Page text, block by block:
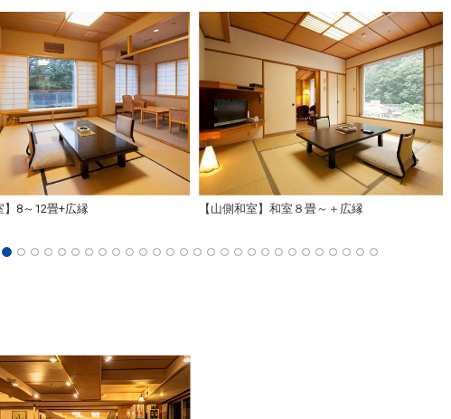
】8～12畳+広縁 【山側和室】和室８畳～＋広縁